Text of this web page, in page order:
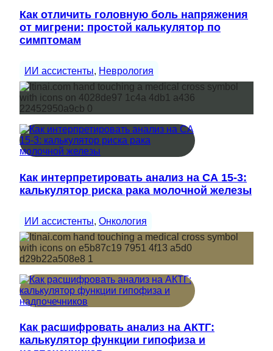
Как отличить головную боль напряжения
от мигрени: простой калькулятор по
симптомам
ИИ ассистенты, Неврология
Как интерпретировать анализ на СА 15-3:
калькулятор риска рака молочной железы
ИИ ассистенты, Онкология
Как расшифровать анализ на АКТГ:
калькулятор функции гипофиза и